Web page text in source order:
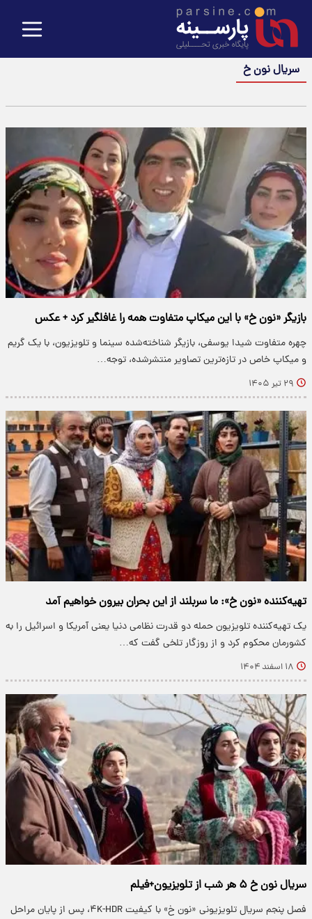
سریال نون خ
بازیگر «نون خ» با این میکاپ متفاوت همه را غافلگیر کرد + عکس
چهره متفاوت شیدا یوسفی، بازیگر شناخته‌شده سینما و تلویزیون، با یک گریم
و میکاپ خاص در تازه‌ترین تصاویر منتشرشده، توجه…
۲۹ تیر ۱۴۰۵
تهیه‌کننده «نون خ»: ما سربلند از این بحران بیرون خواهیم آمد
یک تهیه‌کننده تلویزیون حمله دو قدرت نظامی دنیا یعنی آمریکا و اسرائیل را به
کشورمان محکوم کرد و از روزگار تلخی گفت که…
۱۸ اسفند ۱۴۰۴
سریال نون خ ۵ هر شب از تلویزیون+فیلم
فصل پنجم سریال تلویزیونی «نون خ» با کیفیت ۴K-HDR، پس از پایان مراحل